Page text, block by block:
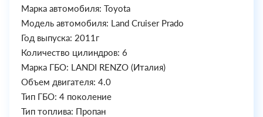
Марка автомобиля: Toyota
Модель автомобиля: Land Cruiser Prado
Год выпуска: 2011г
Количество цилиндров: 6
Марка ГБО: LANDI RENZO (Италия)
Объем двигателя: 4.0
Тип ГБО: 4 поколение
Тип топлива: Пропан